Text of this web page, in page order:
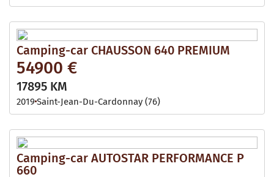
Camping-car CHAUSSON 640 PREMIUM
54900 €
17895 KM
2019 Saint-Jean-Du-Cardonnay (76)
Camping-car AUTOSTAR PERFORMANCE P
660